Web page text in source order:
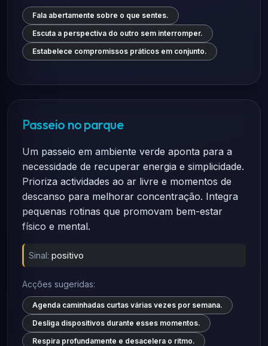
Fala abertamente sobre o que sentes.
Escuta a perspectiva do outro sem interromper.
Estabelece compromissos práticos em conjunto.
Passeio no parque
Um passeio em ambiente verde aponta para a
necessidade de recuperar energia e simplicidade.
Prioriza actividades ao ar livre e momentos de
descanso para melhorar concentração. Integra
pequenas rotinas que promovam bem-estar
físico e mental.
Sinal: positivo
Acções sugeridas:
Agenda caminhadas curtas várias vezes por semana.
Desliga dispositivos durante esses momentos.
Respira profundamente e desacelera o ritmo.